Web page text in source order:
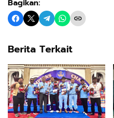
Bagikan:
Berita Terkait